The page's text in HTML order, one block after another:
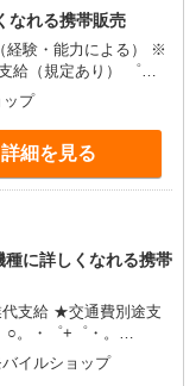
なれる携帯販売
経験・能力による） ※
（規定あり） ゜
・゜+゜ 入社祝い金10
。○。・゜+゜
ップ
詳細を見る
種に詳しくなれる携帯
支給 ★交通費別途支
給(規定有) お友達
支給(規定有) ★月2
イルショップ